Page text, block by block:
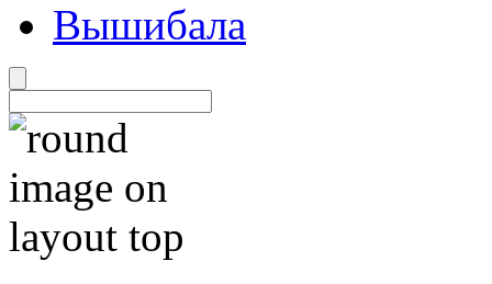
Вышибала